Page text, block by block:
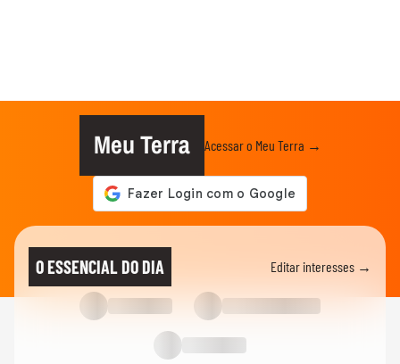
Meu Terra Acessar o Meu Terra →
O ESSENCIAL DO DIA Editar interesses →